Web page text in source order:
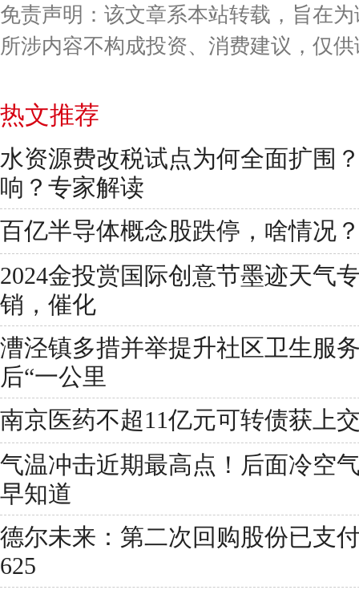
免责声明：该文章系本站转载，旨在
所涉内容不构成投资、消费建议，仅
热文推荐
水资源费改税试点为何全面扩围
响？专家解读
百亿半导体概念股跌停，啥情况
2024金投赏国际创意节墨迹天气
销，催化
漕泾镇多措并举提升社区卫生服
后“一公里
南京医药不超11亿元可转债获上
气温冲击近期最高点！后面冷空
早知道
德尔未来：第二次回购股份已支
625